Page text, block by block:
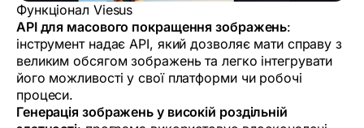
Функціонал Viesus
API для масового покращення зображень:
інструмент надає API, який дозволяє мати справу з
великим обсягом зображень та легко інтегрувати
його можливості у свої платформи чи робочі
процеси.
Генерація зображень у високій роздільній